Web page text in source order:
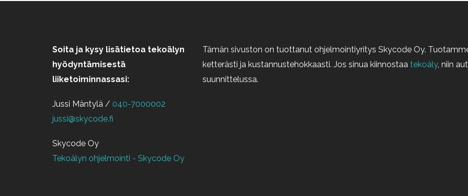
Soita ja kysy lisätietoa tekoälyn
hyödyntämisestä
liiketoiminnassasi:
Jussi Mäntylä / 040-7000002
jussi@skycode.fi
Skycode Oy
Tekoälyn ohjelmointi - Skycode Oy
Tämän sivuston on tuottanut ohjelmointiyritys Skycode Oy.
ketterästi ja kustannustehokkaasti. Jos sinua kiinnostaa tekoäly, niin
suunnittelussa.